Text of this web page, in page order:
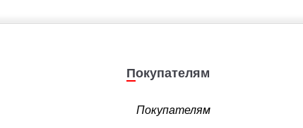
Покупателям
Покупателям